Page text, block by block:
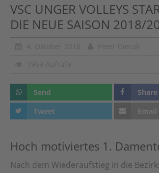
Shop
VSC UNGER VOLLEYS
DIE NEUE SAISON 2018/
Send
Share
Tweet
Email
Hoch motiviertes 1.
Nach dem Wiederaufstieg in die